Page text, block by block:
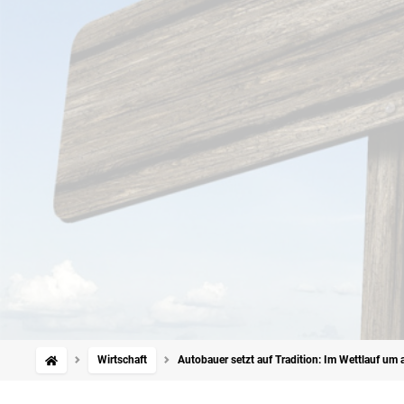
Wirtschaft Autobauer setzt auf Tradition: Im Wettlauf um